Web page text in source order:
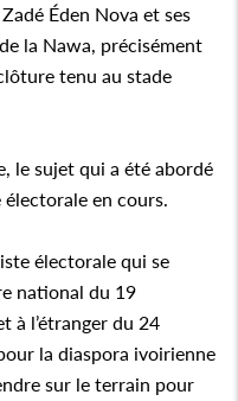
Zadé Éden Nova et ses
la Nawa, précisément
tenu au stade
le sujet qui a été abordé
en cours.
électorale qui se
national du 19
à l’étranger du 24
la diaspora ivoirienne
sur le terrain pour